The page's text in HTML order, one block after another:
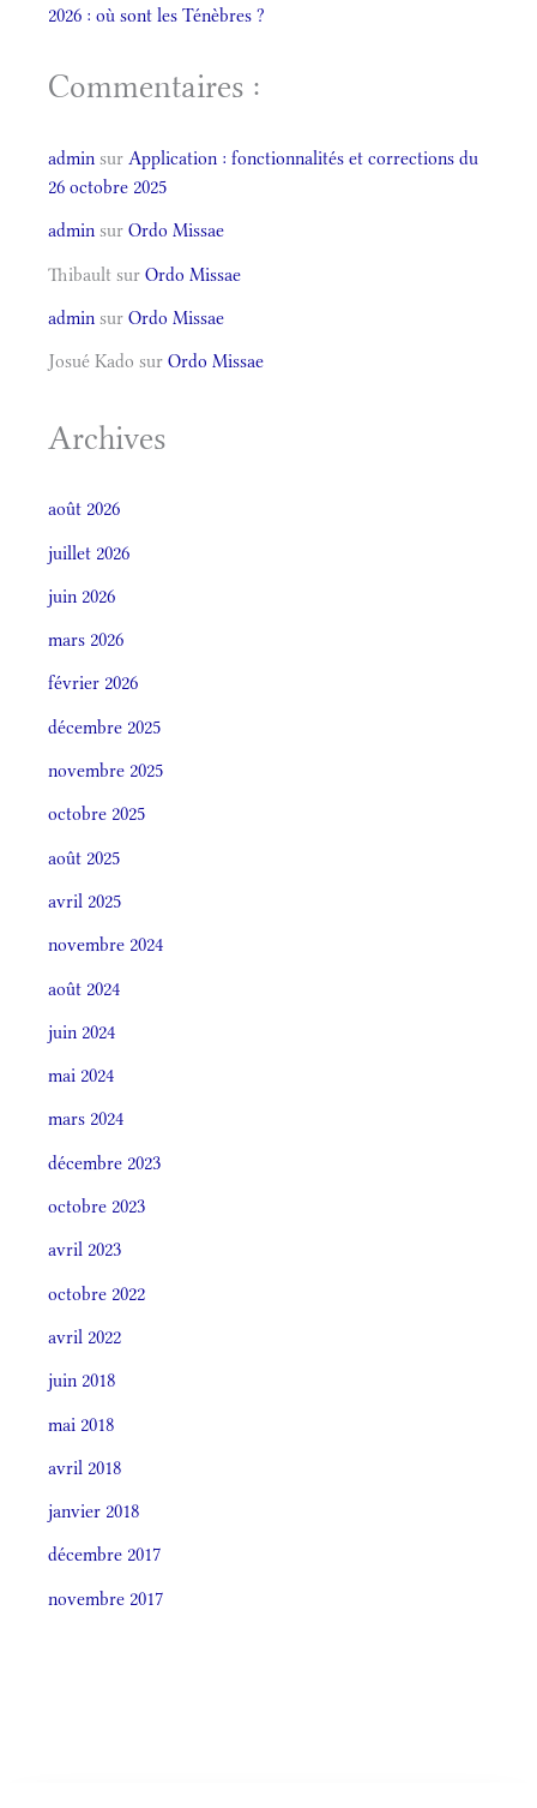
2026 : où sont les Ténèbres ?
Commentaires :
admin sur Application : fonctionnalités et corrections du
26 octobre 2025
admin sur Ordo Missae
Thibault sur Ordo Missae
admin sur Ordo Missae
Josué Kado sur Ordo Missae
Archives
août 2026
juillet 2026
juin 2026
mars 2026
février 2026
décembre 2025
novembre 2025
octobre 2025
août 2025
avril 2025
novembre 2024
août 2024
juin 2024
mai 2024
mars 2024
décembre 2023
octobre 2023
avril 2023
octobre 2022
avril 2022
juin 2018
mai 2018
avril 2018
janvier 2018
décembre 2017
novembre 2017